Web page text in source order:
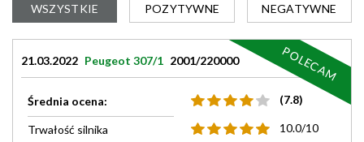
WSZYSTKIE POZYTYWNE NEGATYWNE
21.03.2022 Peugeot 307/1 2001/220000
Średnia ocena: (7.8)
Trwałość silnika
10.0/10
POLECAM